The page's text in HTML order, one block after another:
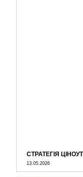
СТРАТЕГІЯ
13.05.2026